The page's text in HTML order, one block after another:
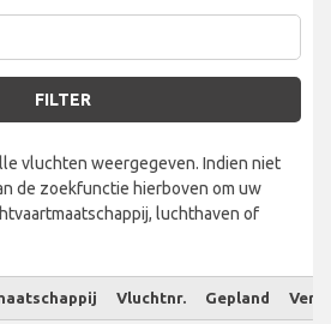
FILTER
vluchten weergegeven. Indien niet
de zoekfunctie hierboven om uw
luchthaven of
Vluchtnr. Gepland